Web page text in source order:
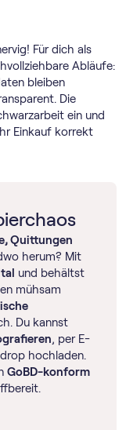
Für dich als
Abläufe:
bleiben
Die
ein und
Einkauf korrekt
Quittungen
herum? Mit
und behältst
mühsam
Du kannst
, per E-
hochladen.
GoBD-konform